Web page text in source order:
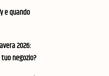
e quando
2026:
negozio?